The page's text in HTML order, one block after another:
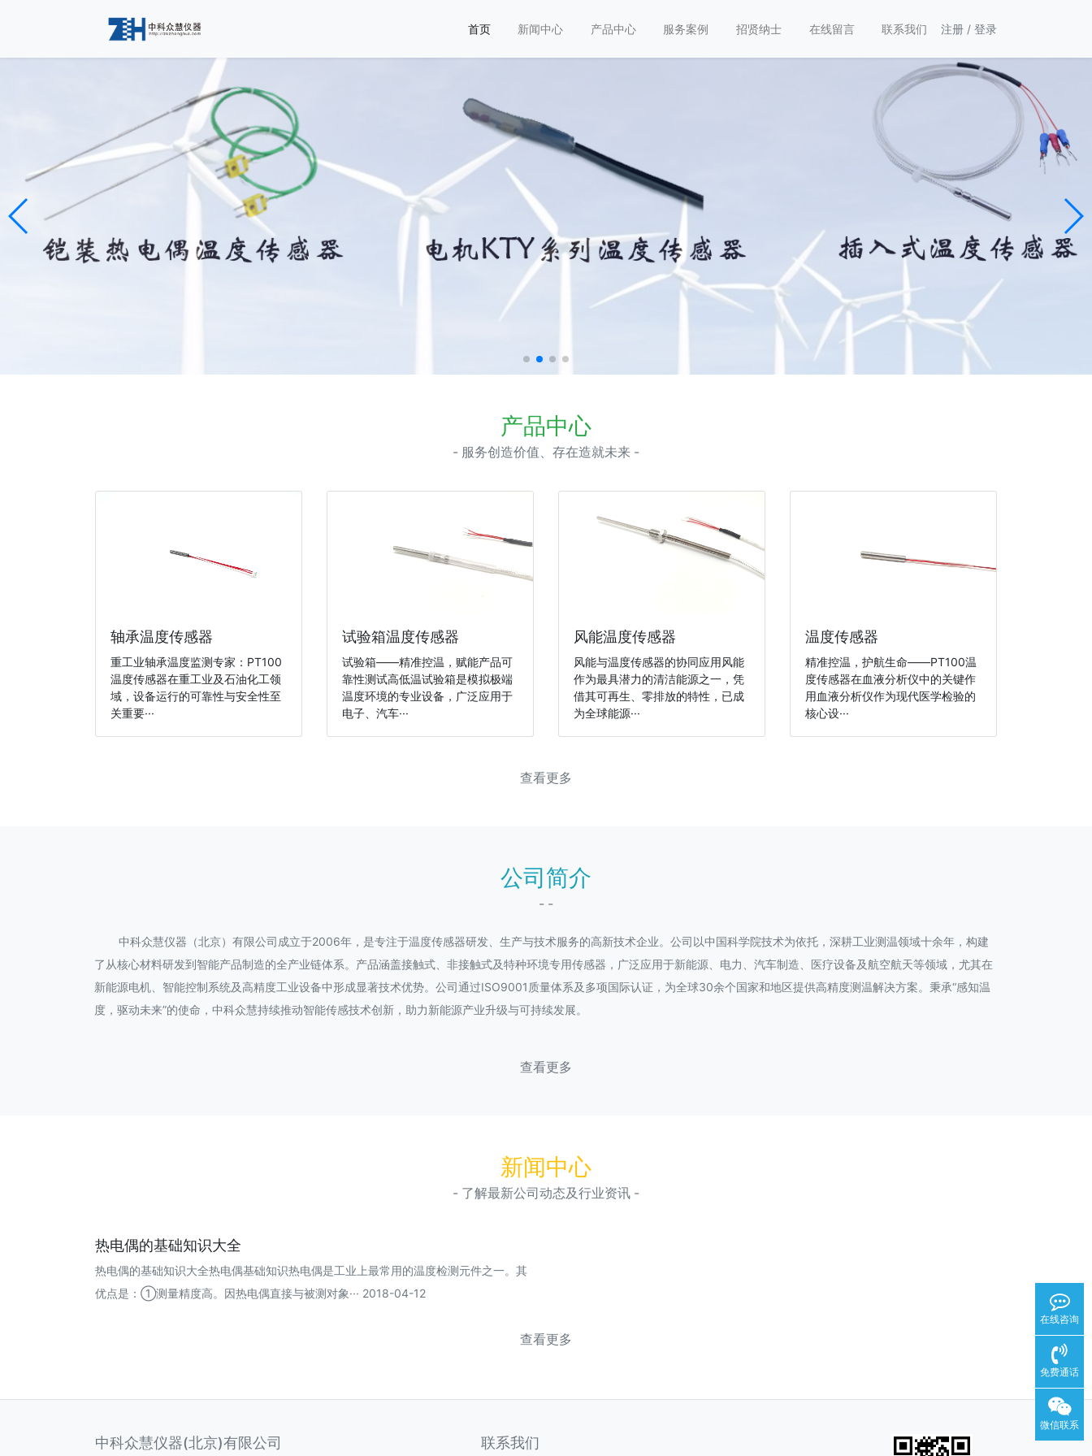
首页 新闻中心 产品中心 服务案例 招贤纳士 在线留言 联系我们 注册 / 登录
产品中心
- 服务创造价值、存在造就未来 -
轴承温度传感器
重工业轴承温度监测专家：PT100
温度传感器在重工业及石油化工领
域，设备运行的可靠性与安全性至
关重要···
试验箱温度传感器
试验箱——精准控温，赋能产品可
靠性测试高低温试验箱是模拟极端
温度环境的专业设备，广泛应用于
电子、汽车···
风能温度传感器
风能与温度传感器的协同应用风能
作为最具潜力的清洁能源之一，凭
借其可再生、零排放的特性，已成
为全球能源···
温度传感器
精准控温，护航生命——PT100温
度传感器在血液分析仪中的关键作
用血液分析仪作为现代医学检验的
核心设···
查看更多
公司简介
- -
中科众慧仪器（北京）有限公司成立于2006年，是专注于温度传感器研发、生产与技术服务的高新技术企业。公司以中国科学院技术为依托，深耕工业测温领域十余年，构建
了从核心材料研发到智能产品制造的全产业链体系。产品涵盖接触式、非接触式及特种环境专用传感器，广泛应用于新能源、电力、汽车制造、医疗设备及航空航天等领域，尤其在
新能源电机、智能控制系统及高精度工业设备中形成显著技术优势。公司通过ISO9001质量体系及多项国际认证，为全球30余个国家和地区提供高精度测温解决方案。秉承“感知温
度，驱动未来”的使命，中科众慧持续推动智能传感技术创新，助力新能源产业升级与可持续发展。
查看更多
新闻中心
- 了解最新公司动态及行业资讯 -
热电偶的基础知识大全
热电偶的基础知识大全热电偶基础知识热电偶是工业上最常用的温度检测元件之一。其
优点是：①测量精度高。因热电偶直接与被测对象··· 2018-04-12
查看更多
中科众慧仪器(北京)有限公司 联系我们
在线咨询
免费通话
微信联系